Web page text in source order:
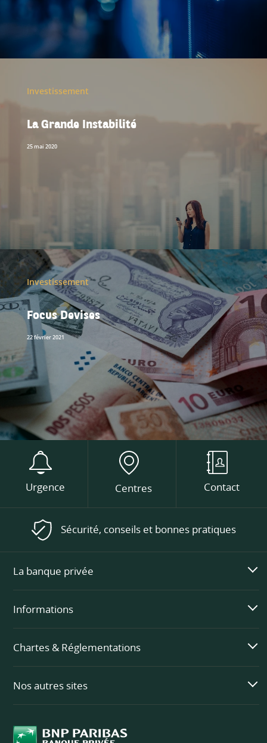
Investissement
La Grande Instabilité
25 mai 2020
Investissement
Focus Devises
22 février 2021
Urgence Centres Contact
Sécurité, conseils et bonnes pratiques
La banque privée
Informations
Chartes & Réglementations
Nos autres sites